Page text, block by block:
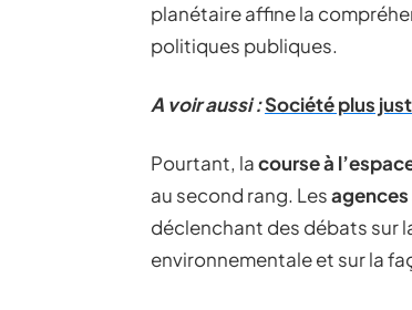
planétaire affine la
politiques publiques.
A voir aussi :Société plus
Pourtant, lacourse à
au second rang. Les
déclenchant des débats sur
environnementale et sur la